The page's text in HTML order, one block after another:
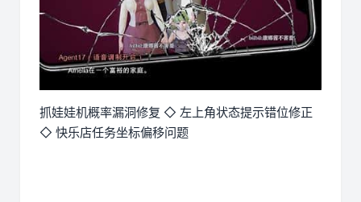
抓娃娃机概率漏洞修复 ◇ 左上角状态提示错位修正
◇ 快乐店任务坐标偏移问题